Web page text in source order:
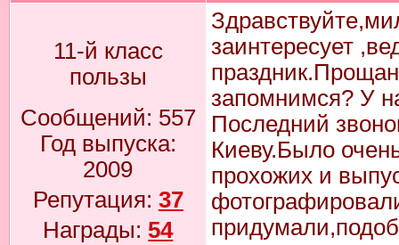
11-й класс
пользы
Сообщений: 557
Год выпуска:
2009
Репутация: 37
Награды: 54
заинтересует
запомнимся? У
Последний
Киеву.Было
прохожих и